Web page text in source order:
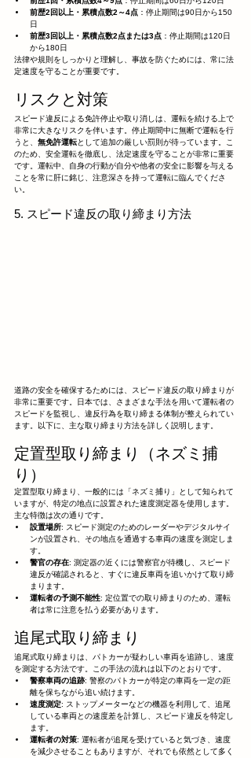
前歴2回以上・累積点数2～4点 ：停止期間は90日から150
日
前歴3回以上・累積点数2点または3点 ：停止期間は120日
から180日
法律や規則をしっかりと理解し、事故を防ぐためには、常に法
定速度を守ることが重要です。
リスクと対策
スピード違反による免許停止や取り消しは、運転を続ける上で
非常に大きなリスクを伴います。停止期間中に無断で運転を行
うと、 無免許運転として追加の厳しい罰則が待っています。こ
のため、安全運転を徹底し、法定速度を守ることが非常に重要
です。運転中、自身の行動が自分や他者の安全に影響を与える
ことを常に肝に銘じ、注意深さを持って運転に臨んでくださ
い。
5. スピード違反の取り締まり方法
道路の安全を確保するためには、スピード違反の取り締まりが
非常に重要です。日本では、さまざまな手法を用いて運転者の
スピードを監視し、違反行為を取り締まる体制が整えられてい
ます。以下に、主な取り締まり方法を詳しく説明します。
定置型取り締まり（ネズミ捕
り）
定置型取り締まり、一般的には「ネズミ捕り」として知られて
いますが、特定の地点に設置された速度測定器を使用します。
主な特徴は次の通りです。
設置場所: スピード測定のためのレーダーやデジタルサイ
ンが設置され、その地点を通過する車両の速度を測定しま
す。
警官の存在: 測定器の近くには警察官が待機し、スピード
違反が確認されると、すぐに違反車両を追いかけて取り締
まります。
運転者の予測不能性: 定位置での取り締まりのため、運転
者は常に注意を払う必要があります。
追尾式取り締まり
追尾式取り締まりは、パトカーが疑わしい車両を追跡し、速度
を測定する方法です。この手法の流れは以下のとおりです。
警察車両の追跡: 警察のパトカーが特定の車両を一定の距
離を保ちながら追い続けます。
速度測定: ストップメーターなどの機器を利用して、追尾
している車両との速度差を計算し、スピード違反を特定し
ます。
運転者の対策: 運転者が追尾を受けていると気づき、速度
を減少させることもありますが、それでも依然として多く